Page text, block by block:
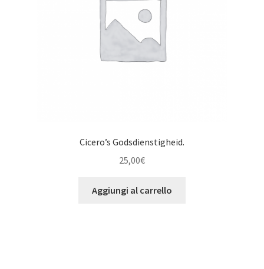
Cicero’s Godsdienstigheid.
25,00€
Aggiungi al carrello